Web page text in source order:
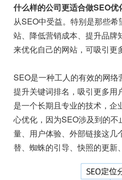
什么样的公司更适合做SEO优
从SEO中受益。特别是那些
站、降低营销成本、提升品牌
来优化自己的网站，可吸引更
SEO是一种工人的有效的网
提升关键词排名，吸引更多用
是一个长期且专业的技术，企
心优化，因为SEO涉及到的
量、用户体验、外部链接这几
替、蜘蛛的引导、快照的更新